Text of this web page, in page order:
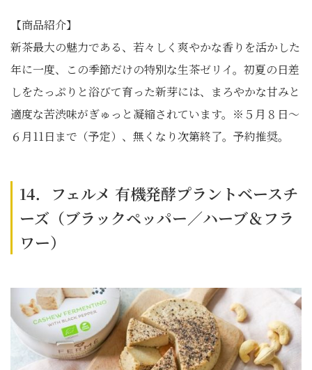
【商品紹介】
新茶最大の魅力である、若々しく爽やかな香りを活かした
年に一度、この季節だけの特別な生茶ゼリイ。初夏の日差
しをたっぷりと浴びて育った新芽には、まろやかな甘みと
適度な苦渋味がぎゅっと凝縮されています。※５月８日〜
６月11日まで（予定）、無くなり次第終了。予約推奨。
14．フェルメ 有機発酵プラントベースチ
ーズ（ブラックペッパー／ハーブ＆フラ
ワー）